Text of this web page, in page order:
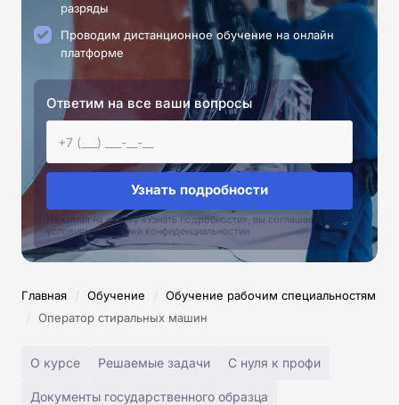
разряды
Проводим дистанционное обучение на онлайн
платформе
Ответим на все ваши вопросы
Узнать подробности
Нажимая на кнопку «Узнать подробности», вы соглашаетесь с
условиями политики конфиденциальностии
Главная / Обучение / Обучение рабочим специальностям
/ Оператор стиральных машин
О курсе Решаемые задачи С нуля к профи
Документы государственного образца